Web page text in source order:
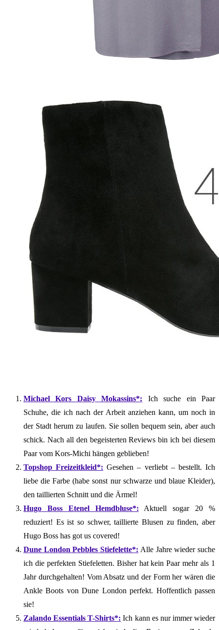
Michael Kors Daisy Mokassins*: Ich suche ein Paar
Schuhe, die ich nach der Arbeit anziehen kann, um noch in
der Stadt herum zu laufen. Sie sollen bequem sein, aber auch
schick. Nach all den begeisterten Reviews bin ich bei diesem
Paar vom Kors-Michi hängen geblieben!
Topshop Freizeitkleid*: Gesehen – verliebt – bestellt. Ich
liebe die Farbe (habe sonst nur schwarze und blaue Kleider),
den taillierten Schnitt und die Ärmel!
Hugo Boss Etenel Hemdbluse*: Aktuell sogar 20 %
reduziert! Es ist so schwer, taillierte Blusen zu finden, aber
Hugo Boss has got us covered!
Dune London Pebbles Stiefelette*: Alle Jahre wieder suche
ich die perfekten Stiefeletten. Bisher hat kein Paar mehr als 1
Jahr durchgehalten! Vom Absatz und der Form her wären die
Ankle Boots von Dune London perfekt. Hoffentlich passen
sie!
Zalando Essentials T-Shirts*: Ich kann es nur immer wieder